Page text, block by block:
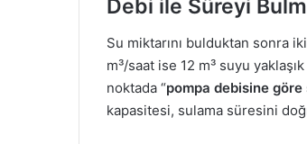
Debi ile Süreyi
Su miktarını bulduktan sonra
m³/saat ise 12 m³ suyu
noktada “pompa debisine
kapasitesi, sulama süresini